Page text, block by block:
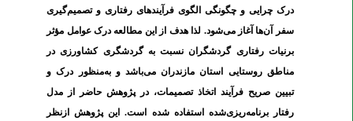
درک چرایی و چگونگی الگوی فرآیندهای رفتاری و تصمیم‌گیری
سفر آن‌ها آغاز می‌شود. لذا هدف از این مطالعه درک عوامل مؤثر
برنیات رفتاری گردشگران نسبت به گردشگری کشاورزی در
مناطق روستایی استان مازندران می‌باشد و به‌منظور درک و
تبیین صریح فرآیند اتخاذ تصمیمات، در پژوهش حاضر از مدل
رفتار برنامه‌ریزی‌شده استفاده شده است.این پژوهش ازنظر